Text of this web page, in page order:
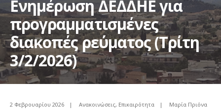
Ενημέρωση ΔΕΔΔΗΕ για
προγραμματισμένες
διακοπές ρεύματος (Τρίτη
3/2/2026)
2 Φεβρουαρίου 2026 | Ανακοινώσεις, Επικαιρότητα | Μαρία Πριόνα